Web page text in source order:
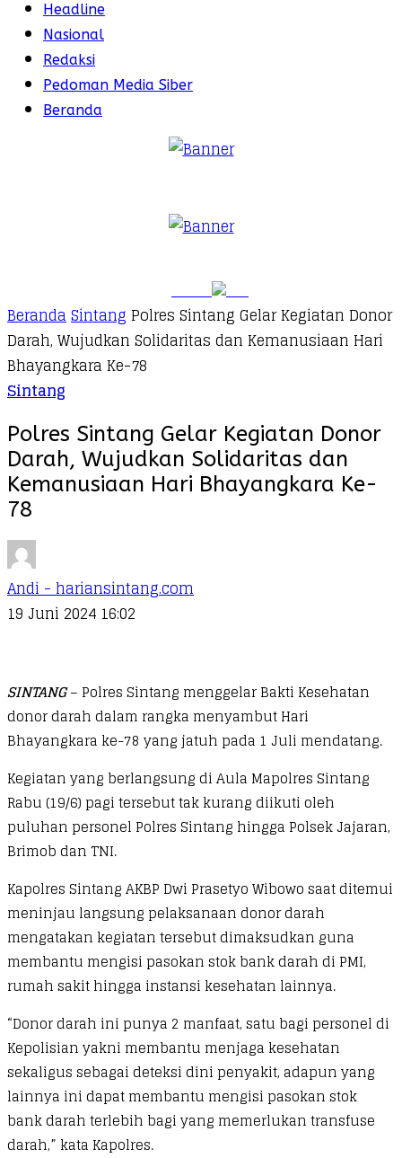
Headline
Nasional
Redaksi
Pedoman Media Siber
Beranda
BerandaSintang Polres Sintang Gelar Kegiatan Donor
Darah, Wujudkan Solidaritas dan Kemanusiaan Hari
Bhayangkara Ke-78
Sintang
Polres Sintang Gelar Kegiatan Donor
Darah, Wujudkan Solidaritas dan
Kemanusiaan Hari Bhayangkara Ke-
78
Andi - hariansintang.com
19 Juni 2024 16:02
SINTANG– Polres Sintang menggelar Bakti Kesehatan
donor darah dalam rangka menyambut Hari
Bhayangkara ke-78 yang jatuh pada 1 Juli mendatang.
Kegiatan yang berlangsung di Aula Mapolres Sintang
Rabu (19/6) pagi tersebut tak kurang diikuti oleh
puluhan personel Polres Sintang hingga Polsek Jajaran,
Brimob dan TNI.
Kapolres Sintang AKBP Dwi Prasetyo Wibowo saat ditemui
meninjau langsung pelaksanaan donor darah
mengatakan kegiatan tersebut dimaksudkan guna
membantu mengisi pasokan stok bank darah di PMI,
rumah sakit hingga instansi kesehatan lainnya.
“Donor darah ini punya 2 manfaat, satu bagi personel di
Kepolisian yakni membantu menjaga kesehatan
sekaligus sebagai deteksi dini penyakit, adapun yang
lainnya ini dapat membantu mengisi pasokan stok
bank darah terlebih bagi yang memerlukan transfuse
darah,” kata Kapolres.